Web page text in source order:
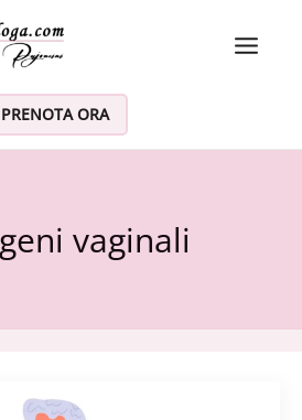
PRENOTA ORA
vaginali